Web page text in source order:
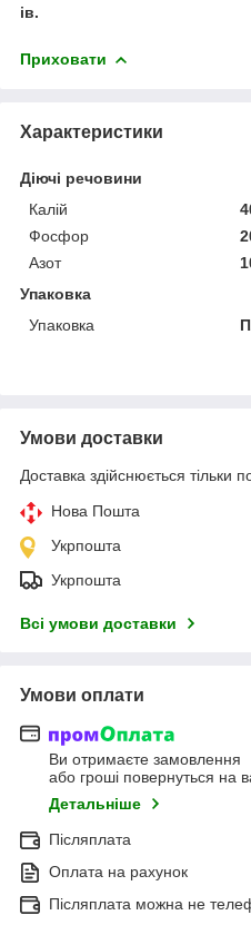
ів.
Приховати
Характеристики
Діючі речовини
Калій
Фосфор
Азот
Упаковка
Упаковка
Умови доставки
Доставка здійснюється тільки
Нова Пошта
Укрпошта
Укрпошта
Всі умови доставки
Умови оплати
Ви отримаєте замовлення
або гроші повернуться на
Детальніше
Післяплата
Оплата на рахунок
Післяплата можна не